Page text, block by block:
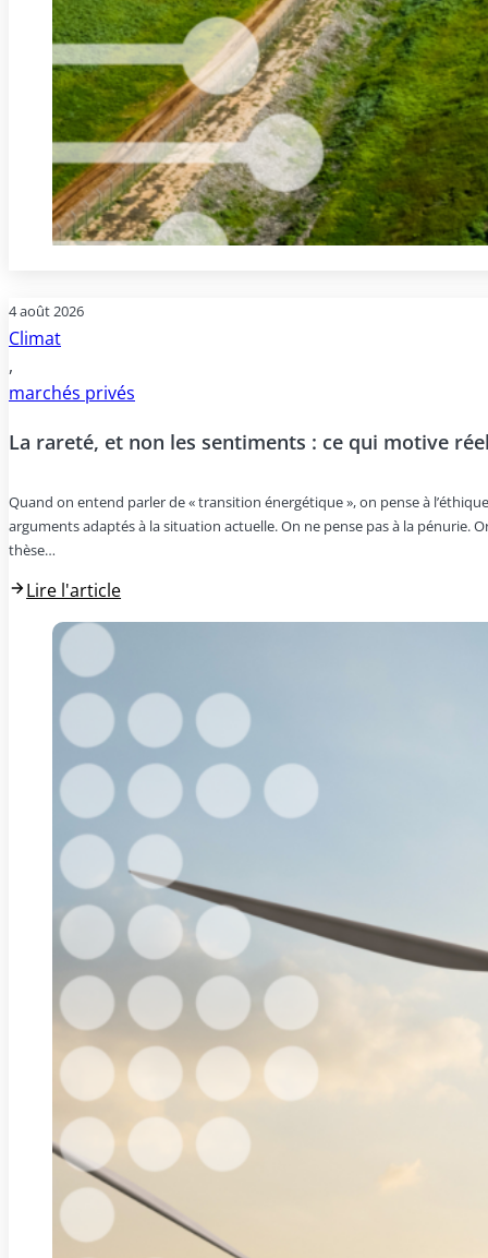
4 août 2026
Climat
,
marchés privés
La rareté, et non les sentiments : ce qui motive
Quand on entend parler de « transition énergétique », on pense à
arguments adaptés à la situation actuelle. On ne pense pas à la pénurie.
thèse…
Lire l'article